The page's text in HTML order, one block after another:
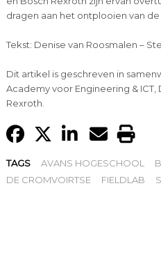
dragen aan het ontplooien van
Tekst: Denise van Roosmalen –
Dit artikel is geschreven in
Academy voor Engineering &
Rexroth.
TAGS AVANS HOGESCHOOL
DE CROMVOIRTSE
FIELDLAB